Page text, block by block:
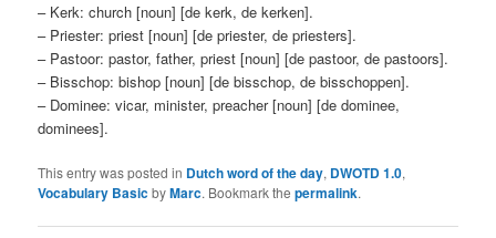
– Kerk: church [noun] [de kerk, de kerken].
– Priester: priest [noun] [de priester, de priesters].
– Pastoor: pastor, father, priest [noun] [de pastoor, de pastoors].
– Bisschop: bishop [noun] [de bisschop, de bisschoppen].
– Dominee: vicar, minister, preacher [noun] [de dominee,
dominees].
This entry was posted in Dutch word of the day, DWOTD 1.0,
Vocabulary BasicbyMarc. Bookmark thepermalink.